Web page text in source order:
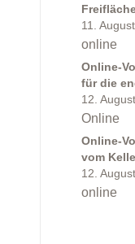
11.
online
Online-
für die
12.
Online
Online-
vom
12.
online